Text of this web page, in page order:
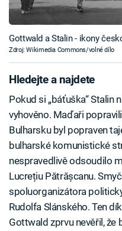
Gottwald a Stalin - ikony
Zdroj: Wikimedia Commons/volné dílo
Hledejte a najdete
Pokud si „báťuška“ Stalin
vyhověno. Maďaři
Bulharsku byl popraven
bulharské komunistické
nespravedlivě odsoudilo
Lucrețiu Pătrășcanu.
spoluorganizátora
Rudolfa Slánského. Ten
Gottwald zprvu nevěřil, že